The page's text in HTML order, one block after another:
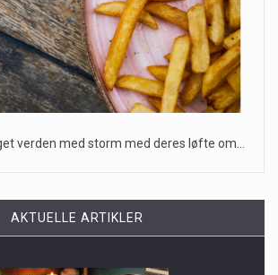
verden med storm med deres løfte om…
AKTUELLE ARTIKLER